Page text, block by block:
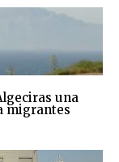
una
migrantes